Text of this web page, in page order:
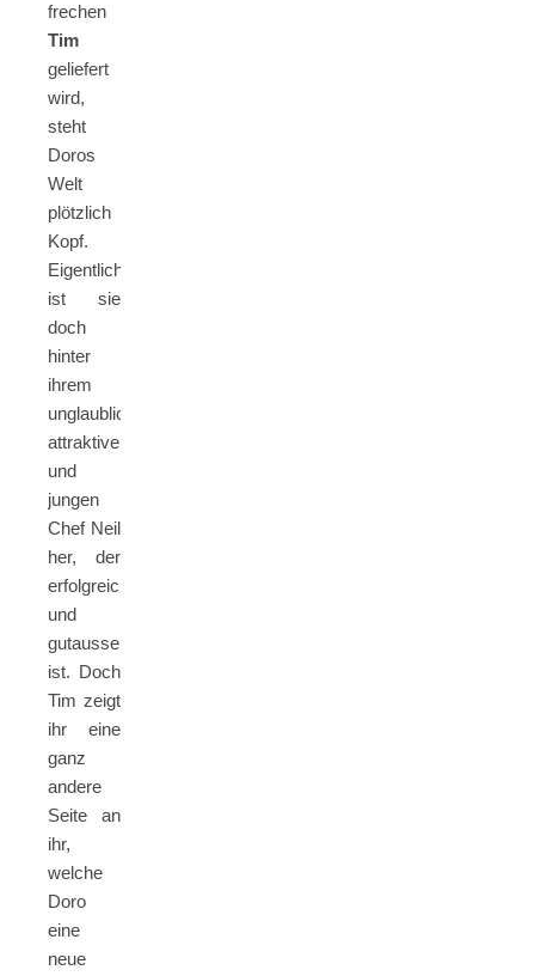
frechen
Tim
geliefert
wird,
steht
Doros
Welt
plötzlich
Kopf.
Eigentlich
ist sie
doch
hinter
ihrem
unglaublich
attraktiven
und
jungen
Chef Neil
her, der
erfolgreich
und
gutaussehend
ist. Doch
Tim zeigt
ihr eine
ganz
andere
Seite an
ihr,
welche
Doro
eine
neue